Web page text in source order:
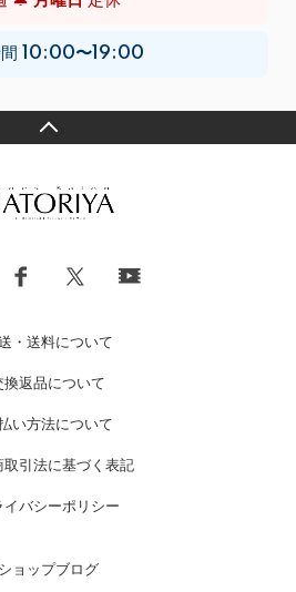
10:00〜19:00
・送料について
換返品について
い方法について
取引法に基づく表記
イバシーポリシー
ショップブログ